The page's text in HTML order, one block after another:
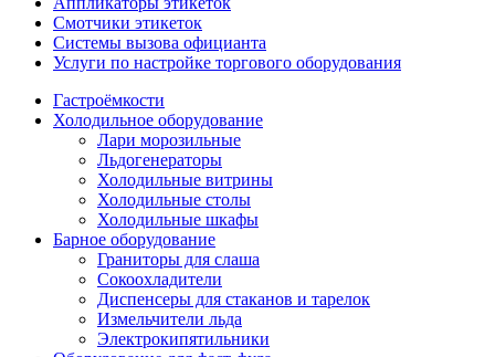
Смотчики этикеток
Системы вызова официанта
Услуги по настройке торгового оборудования
Гастроёмкости
Холодильное оборудование
Лари морозильные
Льдогенераторы
Холодильные витрины
Холодильные столы
Холодильные шкафы
Барное оборудование
Граниторы для слаша
Сокоохладители
Диспенсеры для стаканов и тарелок
Измельчители льда
Электрокипятильники